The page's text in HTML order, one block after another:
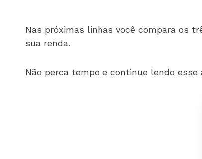
Nas próximas linhas você compara os
sua renda.
Não perca tempo e continue lendo esse